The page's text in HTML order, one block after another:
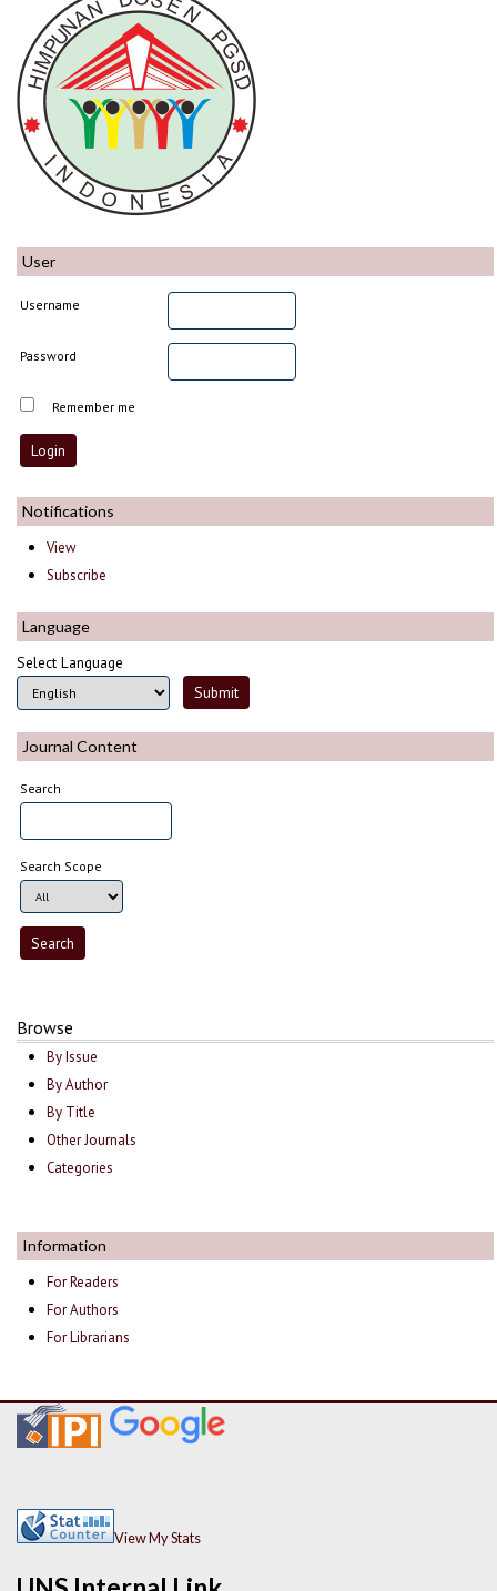
User
Username
Password
Remember me
Notifications
View
Subscribe
Language
Select Language
Journal Content
Search
Search Scope
Browse
By Issue
By Author
By Title
Other Journals
Categories
Information
For Readers
For Authors
For Librarians
View My Stats